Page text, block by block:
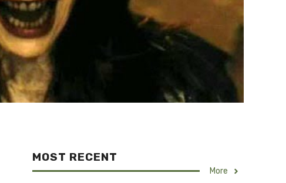
MOST RECENT
More